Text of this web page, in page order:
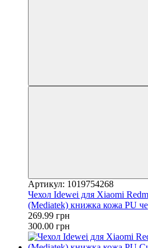
Артикул: 1019754268
Чехол Idewei для Xiaomi
(Mediatek) книжка кожа PU
269.99 грн
300.00 грн